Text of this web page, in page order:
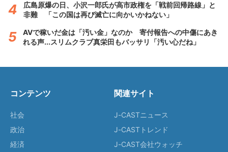
広島原爆の日、小沢一郎氏が高市政権を「戦前回帰路線」と
非難 「この国は再び滅亡に向かいかねない」
AVで稼いだ金は「汚い金」なのか 寄付報告への中傷にあき
れる声...スリムクラブ真栄田もバッサリ「汚い心だね」
コンテンツ
社会
政治
経済
関連サイト
J-CASTニュース
J-CASTトレンド
J-CAST会社ウォッチ